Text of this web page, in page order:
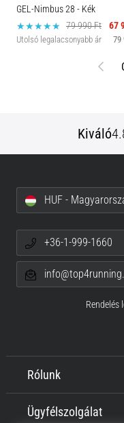
GEL-Nimbus 28 - Kék
79 990 Ft
67
Utolsó legalacsonyabb ár 79
Előző
Kiváló
Rólunk
Ügyfélszolgálat
HUF -
+36-1-999-1660
Rendelés